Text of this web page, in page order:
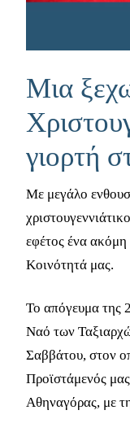
Μια
γιορτή
Με μεγάλο
εφέτος ένα ακόμη
Κοινότητά μας.
Το απόγευμα της
Ναό των
Σαββάτου, στον
Προϊστάμενός
Αθηναγόρας, με